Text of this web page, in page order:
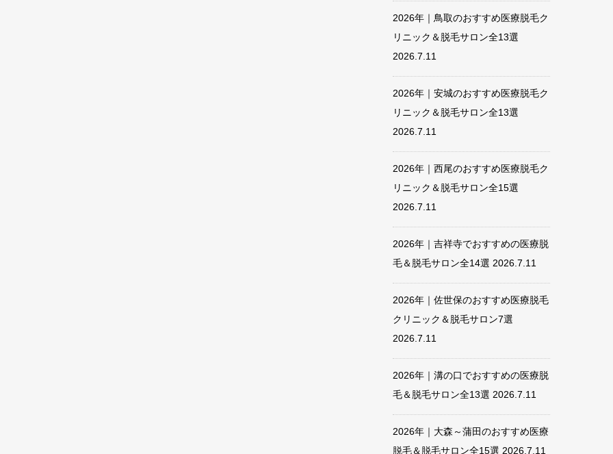
2026年｜鳥取のおすすめ医療脱毛ク
リニック＆脱毛サロン全13選
2026.7.11
2026年｜安城のおすすめ医療脱毛ク
リニック＆脱毛サロン全13選
2026.7.11
2026年｜西尾のおすすめ医療脱毛ク
リニック＆脱毛サロン全15選
2026.7.11
2026年｜吉祥寺でおすすめの医療脱
毛＆脱毛サロン全14選 2026.7.11
2026年｜佐世保のおすすめ医療脱毛
クリニック＆脱毛サロン7選
2026.7.11
2026年｜溝の口でおすすめの医療脱
毛＆脱毛サロン全13選 2026.7.11
2026年｜大森～蒲田のおすすめ医療
脱毛＆脱毛サロン全15選 2026.7.11